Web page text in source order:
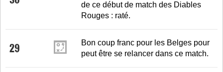
de ce début de match des Diables
Rouges : raté.
29
Bon coup franc pour les Belges pour
peut être se relancer dans ce match.